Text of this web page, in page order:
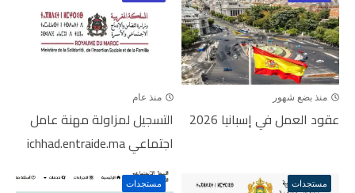
منذ بضع شهور
عقود العمل في إسبانيا 2026
منذ عام
التسجيل لمزاولة مهنة عامل
اجتماعي ichhad.entraide.ma
مستجدات مستجدات